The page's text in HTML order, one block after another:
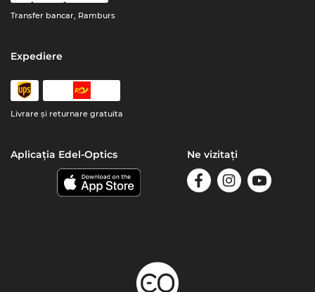
Transfer bancar, Ramburs
Expediere
Livrare şi returnare gratuita
Aplicația Edel-Optics Ne vizitați